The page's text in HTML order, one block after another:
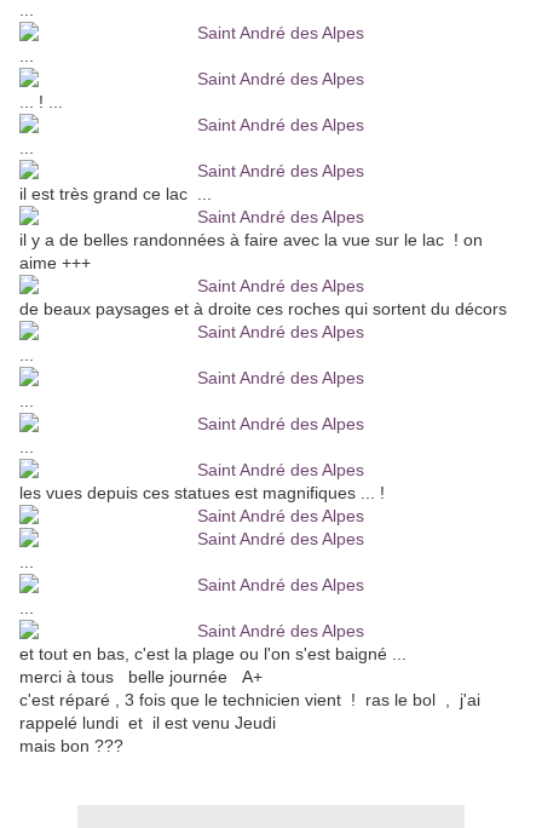
... ! ...
il est très grand ce lac ...
il y a de belles randonnées à faire avec la vue sur le lac ! on
aime +++
de beaux paysages et à droite ces roches qui sortent du décors
les vues depuis ces statues est magnifiques ... !
et tout en bas, c'est la plage ou l'on s'est baigné ...
merci à tous belle journée A+
c'est réparé , 3 fois que le technicien vient ! ras le bol , j'ai
rappelé lundi et il est venu Jeudi
mais bon ???